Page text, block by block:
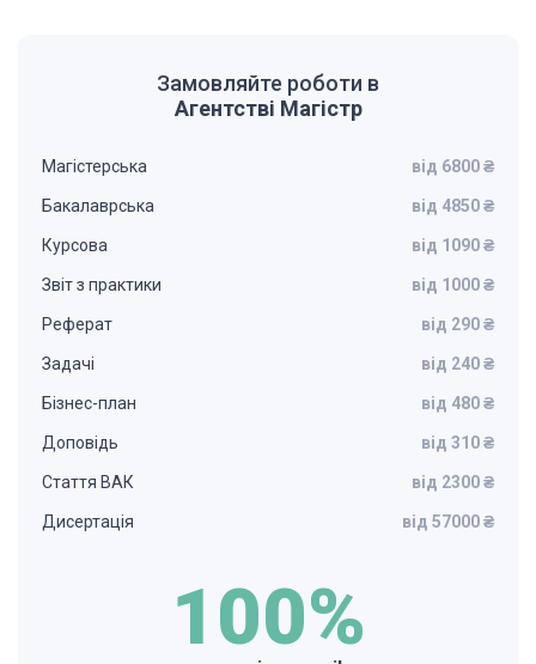
Замовляйте роботи в
Агентстві Магістр
Магістерська від 6800 ₴
Бакалаврська від 4850 ₴
Курсова від 1090 ₴
Звіт з практики від 1000 ₴
Реферат від 290 ₴
Задачі від 240 ₴
Бізнес-план від 480 ₴
Доповідь від 310 ₴
Стаття ВАК від 2300 ₴
Дисертація від 57000 ₴
100%